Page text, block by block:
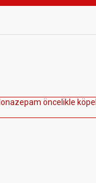
onazepam önce ike köpe